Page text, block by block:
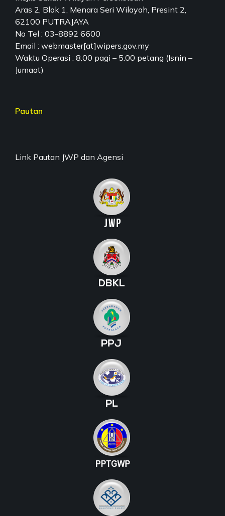
Aras 2, Blok 1, Menara Seri Wilayah, Presint 2,
62100 PUTRAJAYA
No Tel : 03-8892 6600
Email : webmaster[at]wipers.gov.my
Waktu Operasi : 8.00 pagi – 5.00 petang (Isnin –
Jumaat)
Pautan
Link Pautan JWP dan Agensi